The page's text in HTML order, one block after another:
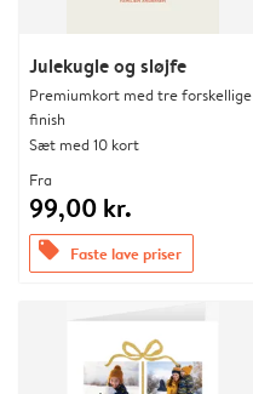
Julekugle og sløjfe
Premiumkort med tre forskellige
finish
Sæt med 10 kort
Fra
99,00 kr.
offers Faste lave priser